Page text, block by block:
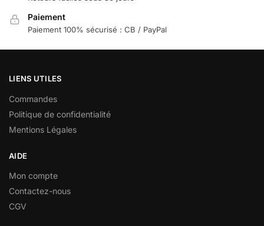
Paiement
Paiement 100% sécurisé : CB / PayPal
LIENS UTILES
Commandes
Politique de confidentialité
Mentions Légales
AIDE
Mon compte
Contactez-nous
CGV